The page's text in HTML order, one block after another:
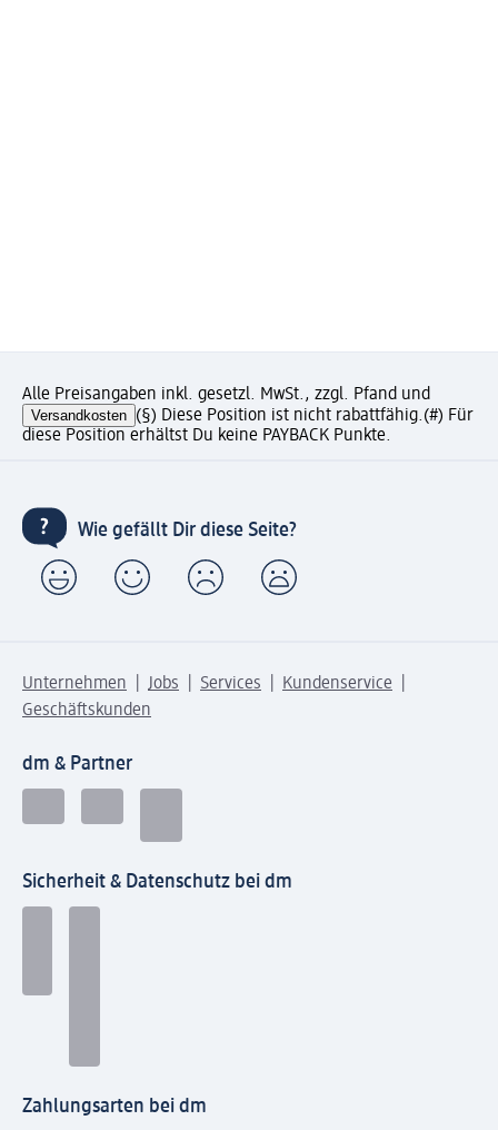
Alle Preisangaben inkl. gesetzl. MwSt., zzgl. Pfand und
Versandkosten (§) Diese Position ist nicht rabattfähig.(#) Für
diese Position erhältst Du keine PAYBACK Punkte.
Wie gefällt Dir diese Seite?
Unternehmen Jobs Services
Kundenservice
Geschäftskunden
dm & Partner
Sicherheit & Datenschutz bei dm
Zahlungsarten bei dm